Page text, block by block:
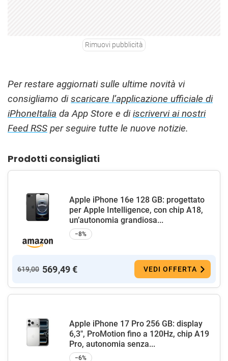
Rimuovi pubblicità
Per restare aggiornati sulle ultime novità vi
consigliamo discaricare l’applicazione ufficiale di
iPhoneItalia da App Store e diiscrivervi ai nostri
Feed RSS per seguire tutte le nuove notizie.
Prodotti consigliati
Apple iPhone 16e 128 GB: progettato
per Apple Intelligence, con chip A18,
un’autonomia grandiosa...
−8%
619,00 569,49 € VEDI OFFERTA
Apple iPhone 17 Pro 256 GB: display
6,3", ProMotion fino a 120Hz, chip A19
Pro, autonomia senza...
−6%